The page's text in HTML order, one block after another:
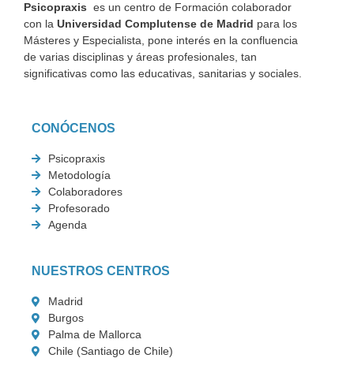
Psicopraxis es un centro de Formación colaborador
con la Universidad Complutense de Madrid para los
Másteres y Especialista, pone interés en la confluencia
de varias disciplinas y áreas profesionales, tan
significativas como las educativas, sanitarias y sociales.
CONÓCENOS
Psicopraxis
Metodología
Colaboradores
Profesorado
Agenda
NUESTROS CENTROS
Madrid
Burgos
Palma de Mallorca
Chile (Santiago de Chile)